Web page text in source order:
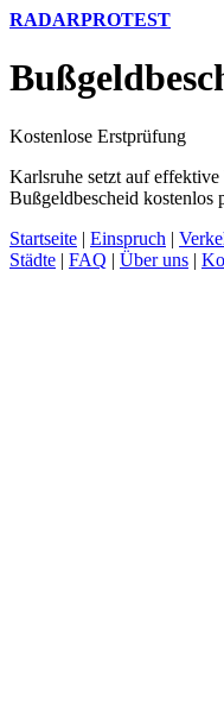
RADARPROTEST
Kostenlose Erstprüfung
Karlsruhe setzt auf
Bußgeldbescheid kostenlos
Startseite | Einspruch |
Städte | FAQ | Über uns |